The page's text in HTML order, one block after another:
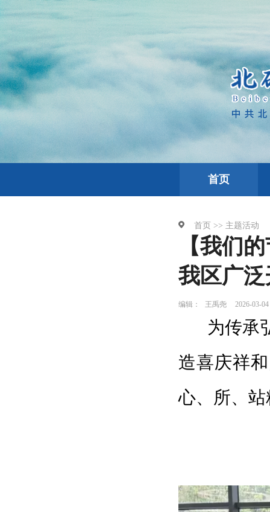
首页
首页 >> 主题活动
【我们
我区广泛
编辑： 王禹尧 2026-03-
为传承
造喜庆祥
心、所、